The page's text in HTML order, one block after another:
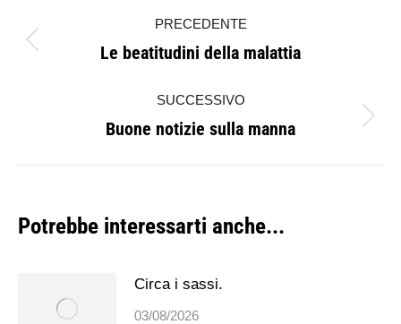
tra
PRECEDENTE
Post
Le beatitudini della malattia
SUCCESSIVO
Prossimo
post:
Buone notizie sulla manna
Potrebbe interessarti anche...
Circa i sassi.
03/08/2026